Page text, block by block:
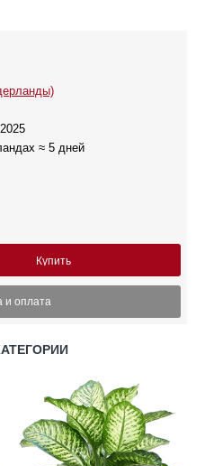
≈ 5 дней
Купить
и оплата